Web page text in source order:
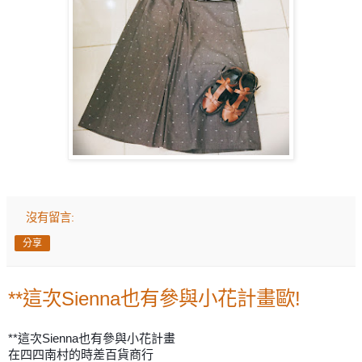
沒有留言:
分享
**這次Sienna也有參與小花計畫歐!
**這次Sienna也有參與小花計畫
在四四南村的時差百貨商行